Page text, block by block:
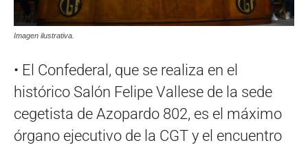
Imagen ilustrativa.
• El Confederal, que se realiza en el
histórico Salón Felipe Vallese de la sede
cegetista de Azopardo 802, es el máximo
órgano ejecutivo de la CGT y el encuentro